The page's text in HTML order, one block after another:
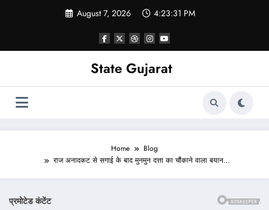
August 7, 2026 4:23:32 PM
State Gujarat
Home
Blog
राज अनादकट से सगाई के बाद मुनमुन दत्ता का चौंकाने वाला बयान…